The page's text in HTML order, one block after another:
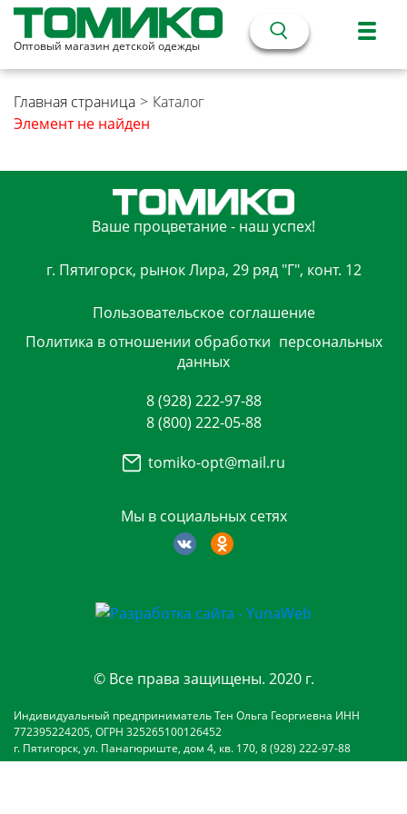
Оптовый магазин детской одежды
Главная страница > Каталог
Элемент не найден
Ваше процветание - наш успех!
г. Пятигорск, рынок Лира, 29 ряд "Г", конт. 12
Пользовательское соглашение
Политика в отношении обработки персональных
данных
Мы в социальных сетях
8 (928) 222-97-88
8 (800) 222-05-88
tomiko-opt@mail.ru
© Все права защищены. 2020 г.
Индивидуальный предприниматель Тен Ольга Георгиевна ИНН
772395224205, ОГРН 325265100126452
г. Пятигорск, ул. Панагюриште, дом 4, кв. 170, 8 (928) 222-97-88